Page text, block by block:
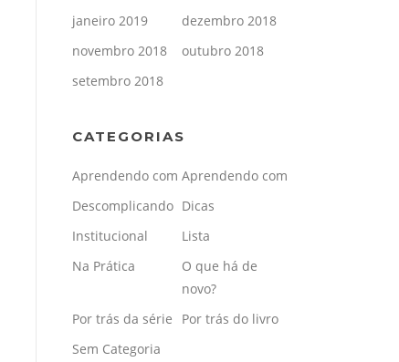
janeiro 2019
dezembro 2018
novembro 2018
outubro 2018
setembro 2018
CATEGORIAS
Aprendendo com Aprendendo com
Descomplicando Dicas
Institucional
Lista
Na Prática
O que há de
novo?
Por trás da série
Por trás do livro
Sem Categoria